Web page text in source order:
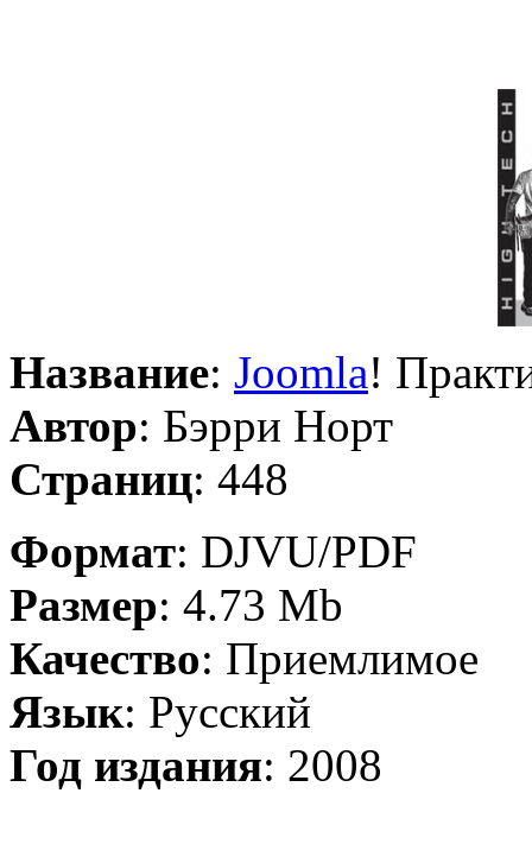
Название: Joomla!
Автор: Бэрри Норт
Страниц: 448
Формат: DJVU/PDF
Размер: 4.73 Mb
Качество: Приемлимое
Язык: Русский
Год издания: 2008